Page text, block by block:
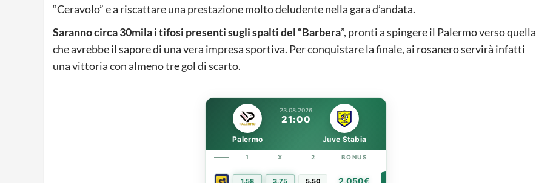
“Ceravolo” e a riscattare una prestazione molto deludente nella gara d’andata.
Saranno circa 30mila i tifosi presenti sugli spalti del “Barbera”, pronti a spingere il Palermo verso quella
che avrebbe il sapore di una vera impresa sportiva. Per conquistare la finale, ai rosanero servirà infatti
una vittoria con almeno tre gol di scarto.
23.08.2026
21:00
Palermo Juve Stabia
1 X 2 BONUS
1.58 3.75 5.50